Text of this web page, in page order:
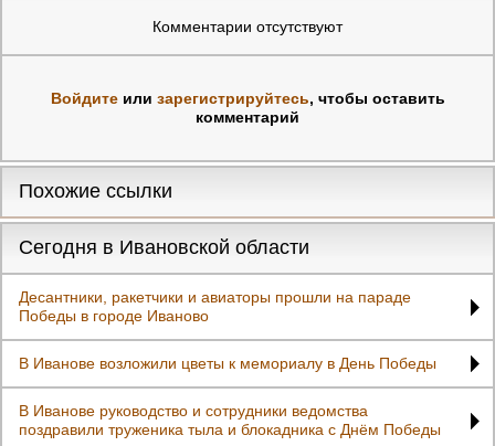
Комментарии отсутствуют
Войдитеили зарегистрируйтесь, чтобы оставить
комментарий
Похожие ссылки
Сегодня в Ивановской области
Десантники, ракетчики и авиаторы прошли на параде
Победы в городе Иваново
В Иванове возложили цветы к мемориалу в День Победы
В Иванове руководство и сотрудники ведомства
поздравили труженика тыла и блокадника с Днём Победы